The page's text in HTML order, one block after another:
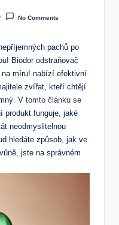
No Comments
pachů po
Biodor odstraňovač
míru! nabízí efektivní
zvířat, kteří chtějí
V tomto článku se
produkt funguje, jaké
neodmyslitelnou
hledáte způsob, jak ve
jste na správném